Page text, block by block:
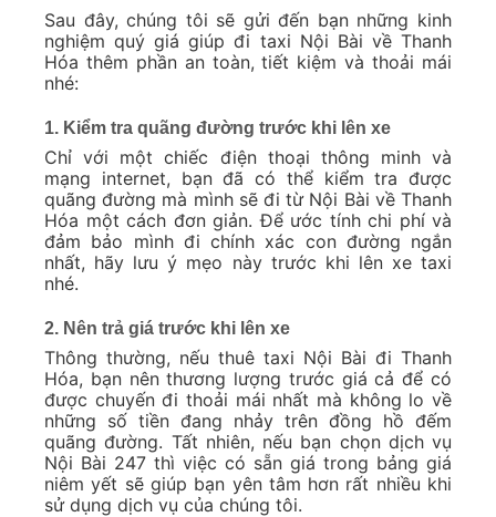
Sau đây, chúng tôi sẽ gửi đến bạn những kinh
nghiệm quý giá giúp đi taxi Nội Bài về Thanh
Hóa thêm phần an toàn, tiết kiệm và thoải mái
nhé:
1. Kiểm tra quãng đường trước khi lên xe
Chỉ với một chiếc điện thoại thông minh và
mạng internet, bạn đã có thể kiểm tra được
quãng đường mà mình sẽ đi từ Nội Bài về Thanh
Hóa một cách đơn giản. Để ước tính chi phí và
đảm bảo mình đi chính xác con đường ngắn
nhất, hãy lưu ý mẹo này trước khi lên xe taxi
nhé.
2. Nên trả giá trước khi lên xe
Thông thường, nếu thuê taxi Nội Bài đi Thanh
Hóa, bạn nên thương lượng trước giá cả để có
được chuyến đi thoải mái nhất mà không lo về
những số tiền đang nhảy trên đồng hồ đếm
quãng đường. Tất nhiên, nếu bạn chọn dịch vụ
Nội Bài 247 thì việc có sẵn giá trong bảng giá
niêm yết sẽ giúp bạn yên tâm hơn rất nhiều khi
sử dụng dịch vụ của chúng tôi.